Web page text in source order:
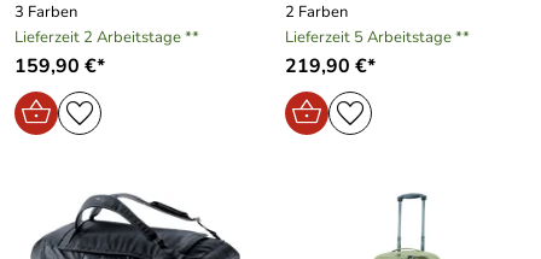
3 Farben
Lieferzeit 2 Arbeitstage **
159,90 €*
2 Farben
Lieferzeit 5 Arbeitstage **
219,90 €*